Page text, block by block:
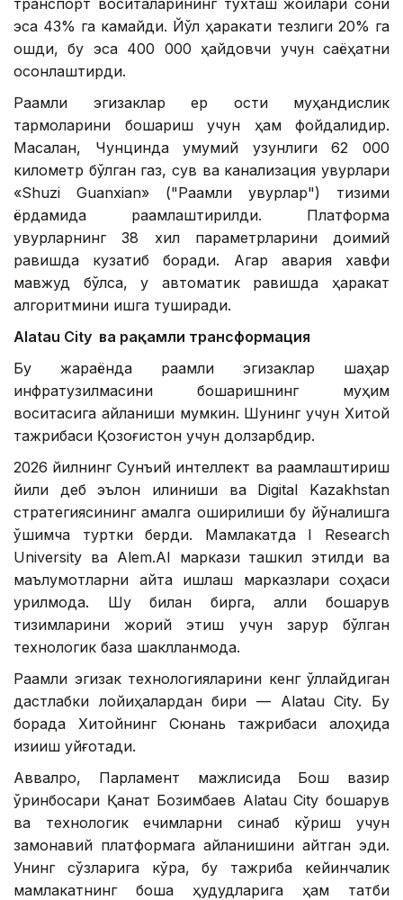
эса 43% га камайди. Йўл ҳаракати тезлиги 20% га
ошди, бу эса 400 000 ҳайдовчи учун саёҳатни
осонлаштирди.
Рақамли эгизаклар ер ости муҳандислик
тармоқларини бошқариш учун ҳам фойдалидир.
Масалан, Чунцинда умумий узунлиги 62 000
километр бўлган газ, сув ва канализация қувурлари
«Shuzi Guanxian» ("Рақамли қувурлар") тизими
ёрдамида рақамлаштирилди. Платформа
қувурларнинг 38 хил параметрларини доимий
равишда кузатиб боради. Агар авария хавфи
мавжуд бўлса, у автоматик равишда ҳаракат
алгоритмини ишга туширади.
Alatau City ва рақамли трансформация
Бу жараёнда рақамли эгизаклар шаҳар
инфратузилмасини бошқаришнинг муҳим
воситасига айланиши мумкин. Шунинг учун Хитой
тажрибаси Қозоғистон учун долзарбдир.
2026 йилнинг Сунъий интеллект ва рақамлаштириш
йили деб эълон қилиниши ва Digital Kazakhstan
стратегиясининг амалга оширилиши бу йўналишга
қўшимча туртки берди. Мамлакатда I Research
University ва Alem.AI маркази ташкил этилди ва
маълумотларни қайта ишлаш марказлари соҳаси
қурилмоқда. Шу билан бирга, ақлли бошқарув
тизимларини жорий этиш учун зарур бўлган
технологик база шаклланмоқда.
Рақамли эгизак технологияларини кенг қўллайдиган
дастлабки лойиҳалардан бири — Alatau City. Бу
борада Хитойнинг Сюнань тажрибаси алоҳида
қизиқиш уйғотади.
Аввалроқ, Парламент мажлисида Бош вазир
ўринбосари Қанат Бозимбаев Alatau City бошқарув
ва технологик ечимларни синаб кўриш учун
замонавий платформага айланишини айтган эди.
Унинг сўзларига кўра, бу тажриба кейинчалик
мамлакатнинг бошқа ҳудудларига ҳам татбиқ